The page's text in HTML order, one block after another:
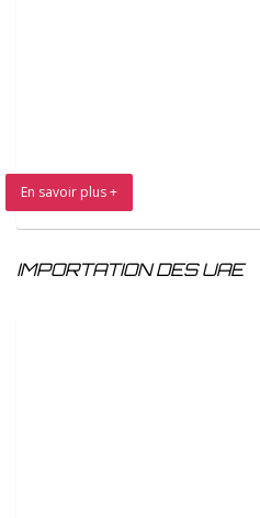
En savoir plus +
IMPORTATION DES UAE